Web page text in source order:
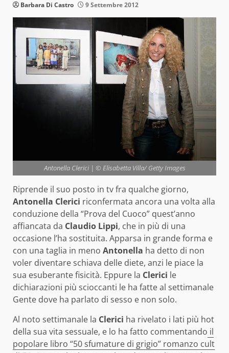
Barbara Di Castro 9 Settembre 2012
Antonella Clerici | © Elisabetta Villa/ Getty Images
Riprende il suo posto in tv fra qualche giorno,
Antonella Clerici riconfermata ancora una volta alla
conduzione della “Prova del Cuoco” quest’anno
affiancata da Claudio Lippi, che in più di una
occasione l’ha sostituita. Apparsa in grande forma e
con una taglia in meno Antonella ha detto di non
voler diventare schiava delle diete, anzi le piace la
sua esuberante fisicità. Eppure la Clerici le
dichiarazioni più scioccanti le ha fatte al settimanale
Gente dove ha parlato di sesso e non solo.
Al noto settimanale la Clerici ha rivelato i lati più hot
della sua vita sessuale, e lo ha fatto commentando il
popolare libro “50 sfumature di grigio” romanzo cult